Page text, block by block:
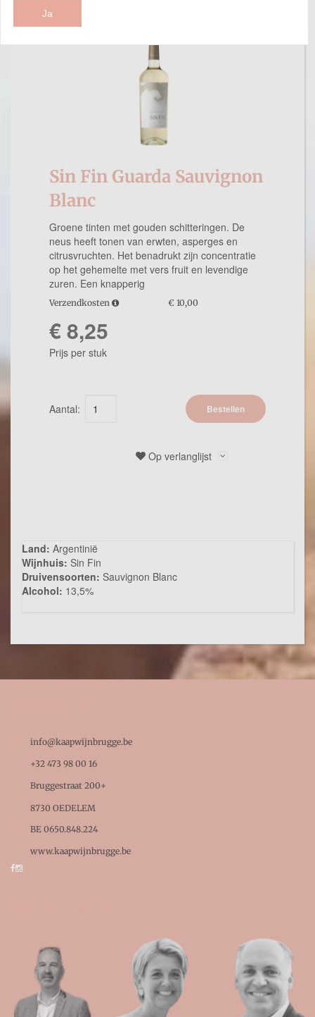
Sin Fin Guarda Sauvignon
Blanc
Groene tinten met gouden schitteringen. De
neus heeft tonen van erwten, asperges en
citrusvruchten. Het benadrukt zijn concentratie
op het gehemelte met vers fruit en levendige
zuren. Een knapperig
Verzendkosten € 10,00
€ 8,25
Prijs per stuk
Aantal: Bestellen
Op verlanglijst
Land: Argentinië
Wijnhuis: Sin Fin
Druivensoorten: Sauvignon Blanc
Alcohol: 13,5%
info@kaapwijnbrugge.be
+32 473 98 00 16
Bruggestraat 200+
8730 OEDELEM
BE 0650.848.224
www.kaapwijnbrugge.be
Ja